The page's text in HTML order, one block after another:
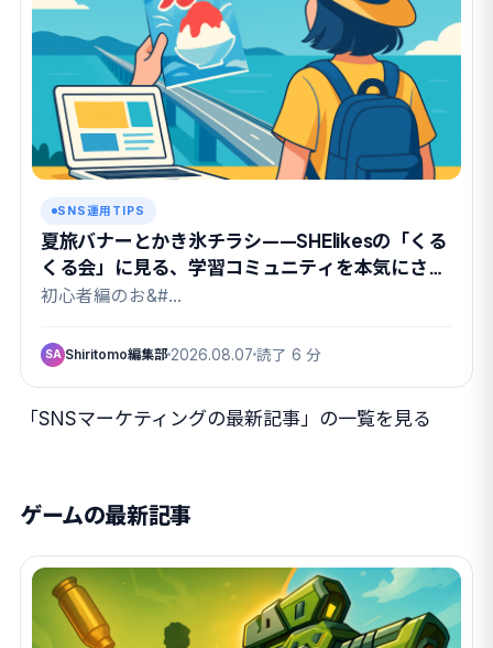
SNS運用TIPS
夏旅バナーとかき氷チラシ——SHElikesの「くる
くる会」に見る、学習コミュニティを本気にさせ
る課題設計
初心者編のお&#…
SA Shiritomo編集部 2026.08.07 読了 6 分
「SNSマーケティングの最新記事」の一覧を見る
ゲームの最新記事